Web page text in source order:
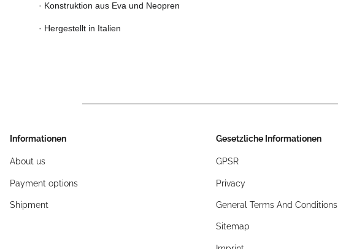
· Konstruktion aus Eva und Neopren
· Hergestellt in Italien
Informationen
About us
Payment options
Shipment
Gesetzliche Informationen
GPSR
Privacy
General Terms And Conditions
Sitemap